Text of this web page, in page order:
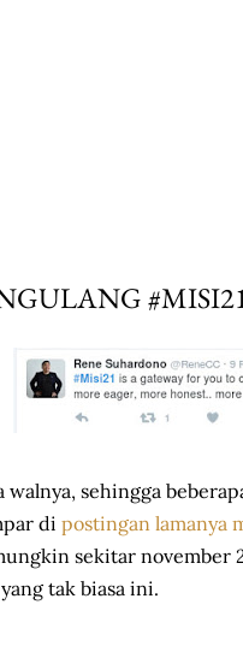
walnya, sehingga
di postingan lamanya
sekitar november
tak biasa ini.